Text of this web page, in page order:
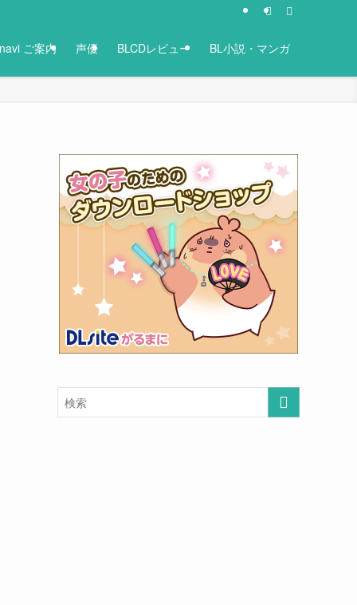
ご案内 声優 BLCDレビュー BL小説・マンガ